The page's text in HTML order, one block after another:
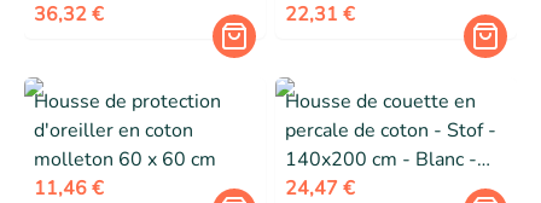
d'intérieur
36,32 €
Blanc
22,31 €
Housse de protection
d'oreiller en coton
molleton 60 x 60 cm
11,46 €
Housse de couette en
percale de coton - Stof -
140x200 cm - Blanc -
Modèle Elysée - 100%
24,47 €